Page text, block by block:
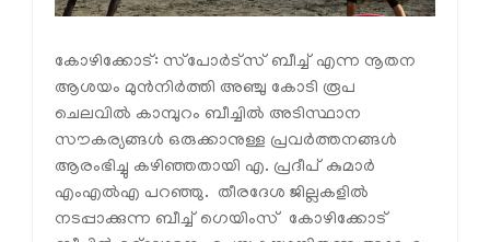
കോഴിക്കോട്: സ്‌പോര്‍ട്‌സ് ബീച്ച് എന്ന നൂതന
ആശയം മുന്‍നിര്‍ത്തി അഞ്ചു കോടി രൂപ
ചെലവില്‍ കാമ്പുറം ബീച്ചില്‍ അടിസ്ഥാന
സൗകര്യങ്ങള്‍ ഒരുക്കാനുള്ള പ്രവര്‍ത്തനങ്ങള്‍
ആരംഭിച്ചു കഴിഞ്ഞതായി എ. പ്രദീപ് കുമാര്‍
എംഎല്‍എ പറഞ്ഞു. തീരദേശ ജില്ലകളില്‍
നടപ്പാക്കുന്ന ബീച്ച് ഗെയിംസ് കോഴിക്കോട്